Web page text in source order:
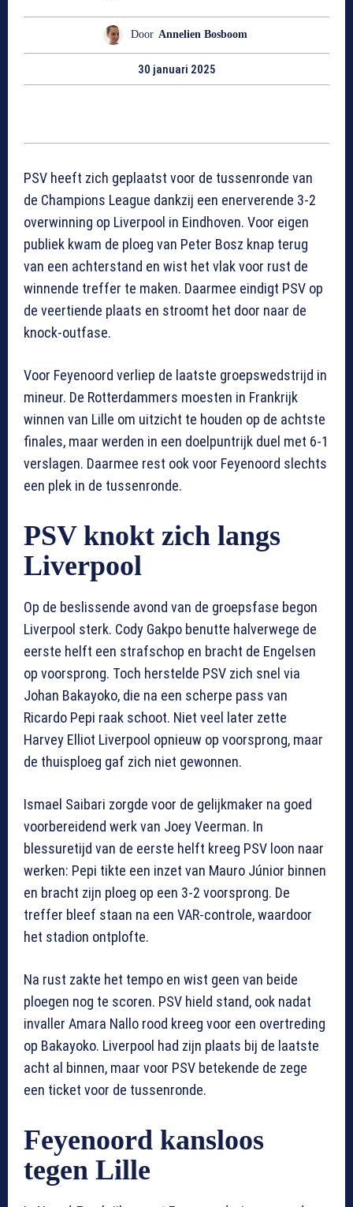
Door Annelien Bosboom
30 januari 2025
PSV heeft zich geplaatst voor de tussenronde van
de Champions League dankzij een enerverende 3-2
overwinning op Liverpool in Eindhoven. Voor eigen
publiek kwam de ploeg van Peter Bosz knap terug
van een achterstand en wist het vlak voor rust de
winnende treffer te maken. Daarmee eindigt PSV op
de veertiende plaats en stroomt het door naar de
knock-outfase.
Voor Feyenoord verliep de laatste groepswedstrijd in
mineur. De Rotterdammers moesten in Frankrijk
winnen van Lille om uitzicht te houden op de achtste
finales, maar werden in een doelpuntrijk duel met 6-1
verslagen. Daarmee rest ook voor Feyenoord slechts
een plek in de tussenronde.
PSV knokt zich langs
Liverpool
Op de beslissende avond van de groepsfase begon
Liverpool sterk. Cody Gakpo benutte halverwege de
eerste helft een strafschop en bracht de Engelsen
op voorsprong. Toch herstelde PSV zich snel via
Johan Bakayoko, die na een scherpe pass van
Ricardo Pepi raak schoot. Niet veel later zette
Harvey Elliot Liverpool opnieuw op voorsprong, maar
de thuisploeg gaf zich niet gewonnen.
Ismael Saibari zorgde voor de gelijkmaker na goed
voorbereidend werk van Joey Veerman. In
blessuretijd van de eerste helft kreeg PSV loon naar
werken: Pepi tikte een inzet van Mauro Júnior binnen
en bracht zijn ploeg op een 3-2 voorsprong. De
treffer bleef staan na een VAR-controle, waardoor
het stadion ontplofte.
Na rust zakte het tempo en wist geen van beide
ploegen nog te scoren. PSV hield stand, ook nadat
invaller Amara Nallo rood kreeg voor een overtreding
op Bakayoko. Liverpool had zijn plaats bij de laatste
acht al binnen, maar voor PSV betekende de zege
een ticket voor de tussenronde.
Feyenoord kansloos
tegen Lille